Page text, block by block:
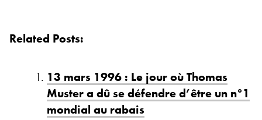
Related Posts:
13 mars 1996 : Le jour où Thomas
Muster a dû se défendre d’être un n°1
mondial au rabais